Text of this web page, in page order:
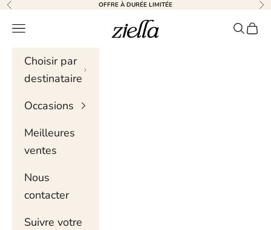
Skip to content
Précédent OFFRE À DURÉE LIMITÉE
Ziella
Menu de navigation
Choisir par
destinataire
Occasions
Meilleures
ventes
Nous
contacter
Suivre votre